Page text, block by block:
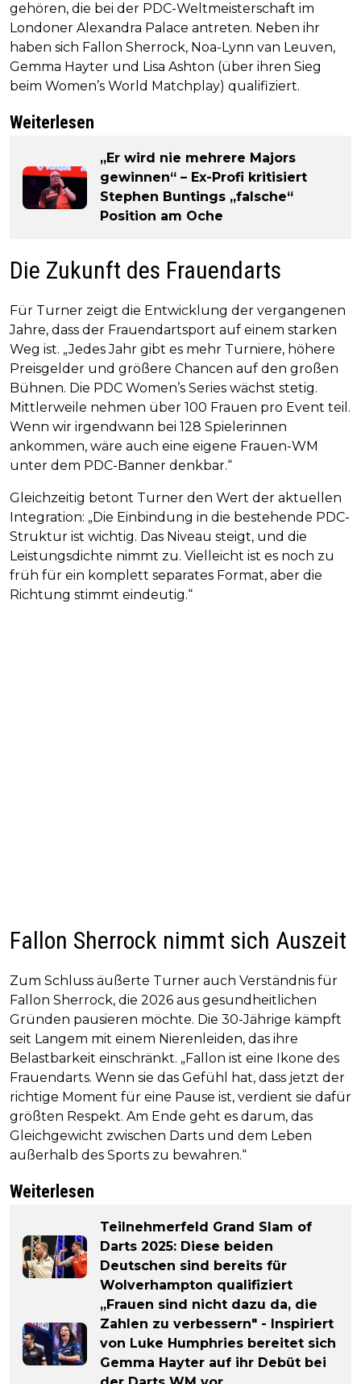
gehören, die bei der PDC-Weltmeisterschaft im
Londoner Alexandra Palace antreten. Neben ihr
haben sich Fallon Sherrock, Noa-Lynn van Leuven,
Gemma Hayter und Lisa Ashton (über ihren Sieg
beim Women’s World Matchplay) qualifiziert.
Weiterlesen
„Er wird nie mehrere Majors
gewinnen“ – Ex-Profi kritisiert
Stephen Buntings „falsche“
Position am Oche
Die Zukunft des Frauendarts
Für Turner zeigt die Entwicklung der vergangenen
Jahre, dass der Frauendartsport auf einem starken
Weg ist. „Jedes Jahr gibt es mehr Turniere, höhere
Preisgelder und größere Chancen auf den großen
Bühnen. Die PDC Women’s Series wächst stetig.
Mittlerweile nehmen über 100 Frauen pro Event teil.
Wenn wir irgendwann bei 128 Spielerinnen
ankommen, wäre auch eine eigene Frauen-WM
unter dem PDC-Banner denkbar.“
Gleichzeitig betont Turner den Wert der aktuellen
Integration: „Die Einbindung in die bestehende PDC-
Struktur ist wichtig. Das Niveau steigt, und die
Leistungsdichte nimmt zu. Vielleicht ist es noch zu
früh für ein komplett separates Format, aber die
Richtung stimmt eindeutig.“
Fallon Sherrock nimmt sich Auszeit
Zum Schluss äußerte Turner auch Verständnis für
Fallon Sherrock, die 2026 aus gesundheitlichen
Gründen pausieren möchte. Die 30-Jährige kämpft
seit Langem mit einem Nierenleiden, das ihre
Belastbarkeit einschränkt. „Fallon ist eine Ikone des
Frauendarts. Wenn sie das Gefühl hat, dass jetzt der
richtige Moment für eine Pause ist, verdient sie dafür
größten Respekt. Am Ende geht es darum, das
Gleichgewicht zwischen Darts und dem Leben
außerhalb des Sports zu bewahren.“
Weiterlesen
Teilnehmerfeld Grand Slam of
Darts 2025: Diese beiden
Deutschen sind bereits für
Wolverhampton qualifiziert
„Frauen sind nicht dazu da, die
Zahlen zu verbessern" - Inspiriert
von Luke Humphries bereitet sich
Gemma Hayter auf ihr Debüt bei